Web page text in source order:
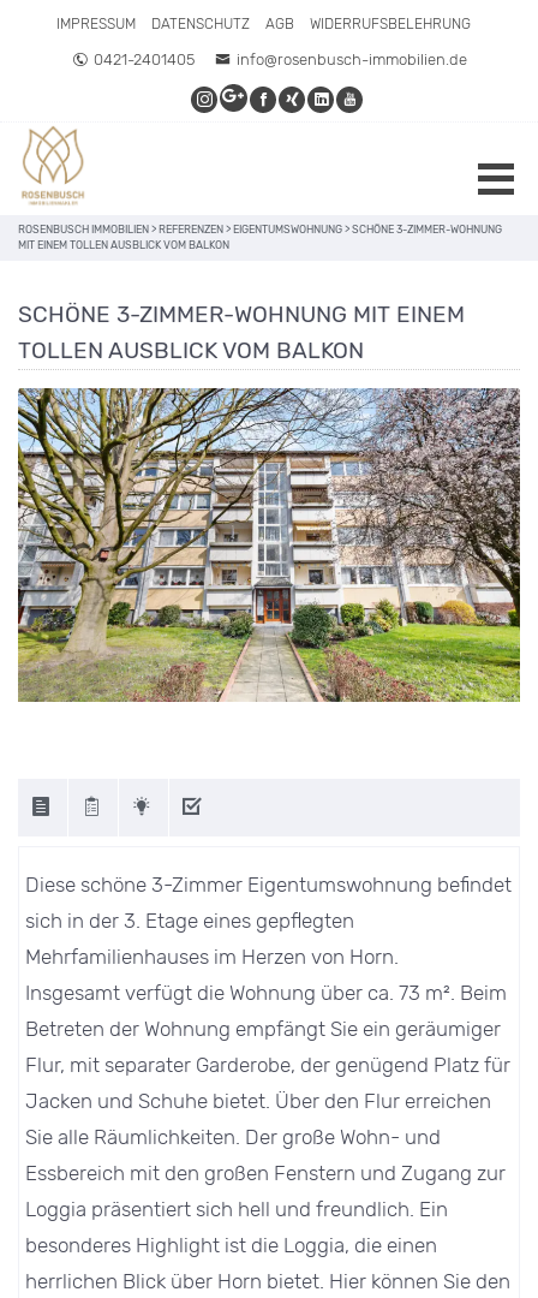
IMPRESSUM DATENSCHUTZ AGB WIDERRUFSBELEHRUNG
0421-2401405 info@rosenbusch-immobilien.de
ROSENBUSCH IMMOBILIEN > REFERENZEN > EIGENTUMSWOHNUNG > SCHÖNE 3-ZIMMER-WOHNUNG
MIT EINEM TOLLEN AUSBLICK VOM BALKON
SCHÖNE 3-ZIMMER-WOHNUNG MIT EINEM
TOLLEN AUSBLICK VOM BALKON
Diese schöne 3-Zimmer Eigentumswohnung befindet
sich in der 3. Etage eines gepflegten
Mehrfamilienhauses im Herzen von Horn.
Insgesamt verfügt die Wohnung über ca. 73 m². Beim
Betreten der Wohnung empfängt Sie ein geräumiger
Flur, mit separater Garderobe, der genügend Platz für
Jacken und Schuhe bietet. Über den Flur erreichen
Sie alle Räumlichkeiten. Der große Wohn- und
Essbereich mit den großen Fenstern und Zugang zur
Loggia präsentiert sich hell und freundlich. Ein
besonderes Highlight ist die Loggia, die einen
herrlichen Blick über Horn bietet. Hier können Sie den